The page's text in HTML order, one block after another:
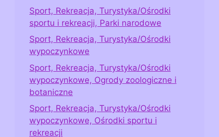
Sport, Rekreacja, Turystyka/Ośrodki
sportu i rekreacji, Parki narodowe
Sport, Rekreacja, Turystyka/Ośrodki
wypoczynkowe
Sport, Rekreacja, Turystyka/Ośrodki
wypoczynkowe, Ogrody zoologiczne i
botaniczne
Sport, Rekreacja, Turystyka/Ośrodki
wypoczynkowe, Ośrodki sportu i
rekreacji